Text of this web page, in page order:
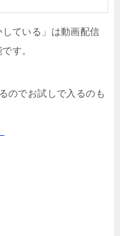
ている」は動画配信
す。
のでお試しで入るのも